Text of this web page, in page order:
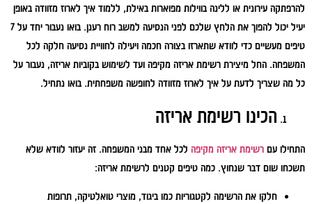
להרפתקה עירונית או ללינה בווילות מפוארות באילת, ללמוד איך לארוז מזוודה באופן
יעיל יכול להפוך את הלחץ שלכם לפני הנסיעה למשב רוח רענן. בואו נעבור יחד על 7
טיפים מעשיים כדי לוודא שתארזו בצורה חכמה ויעילה לחוויית נסיעה חלקה לכל
המשפחה. החל מיצירת רשימת אריזה מקיפה ועד לשימוש בקוביות אריזה, נעבור על
כל מה שצריך לדעת על איך לארוז מזוודה לחופשה משפחתית. בואו נתחיל.
הכינו רשימת אריזה
התחילו עם רשימת אריזה מקיפה לכל אחד מבני המשפחה. זה יעזור לוודא שלא
תשכחו שום דבר שנחוץ. כמה טיפים קטנים לרשימת אריזה:
חלקו את הרשימה לקטגוריות כמו ביגוד, מוצרי טואלטיקה, תרופות